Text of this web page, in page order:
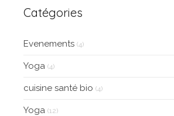
Catégories
Evenements (4)
Yoga (4)
cuisine santé bio (4)
Yoga (12)